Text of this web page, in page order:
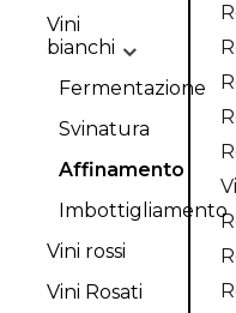
Vini
bianchi
Fermentazione
Svinatura
Affinamento
Imbottigliamento
Vini rossi
Vini Rosati